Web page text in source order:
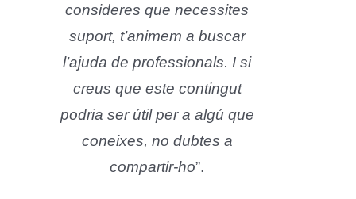
consideres que necessites
suport, t’animem a buscar
l’ajuda de professionals. I si
creus que este contingut
podria ser útil per a algú que
coneixes, no dubtes a
compartir-ho”.